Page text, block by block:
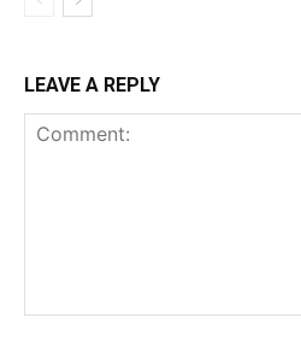
LEAVE A REPLY